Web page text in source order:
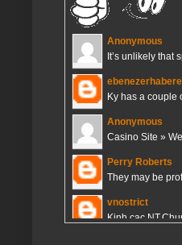
Anonymous
It’s unlikely that
Ky has a couple
Anonymous
Casino Site »
Perry Roberts
They may be
vnostrict
Kinh cac